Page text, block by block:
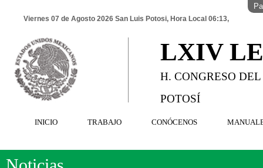
Viernes 07 de Agosto 2026 San Luis Potosi, Hora Local 06:13,
LXIV
H. CONGRESO
POTOSÍ
INICIO TRABAJO CONÓCENOS